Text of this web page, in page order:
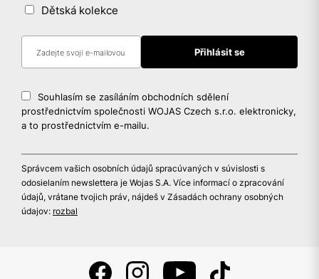
Dětská kolekce
Souhlasím se zasíláním obchodních sdělení
prostřednictvím společnosti WOJAS Czech s.r.o. elektronicky,
a to prostřednictvím e-mailu.
Správcem vašich osobních údajů spracúvaných v súvislosti s
odosielaním newslettera je Wojas S.A. Více informací o zpracování
údajů, vrátane tvojich práv, nájdeš v Zásadách ochrany osobných
údajov: rozbal